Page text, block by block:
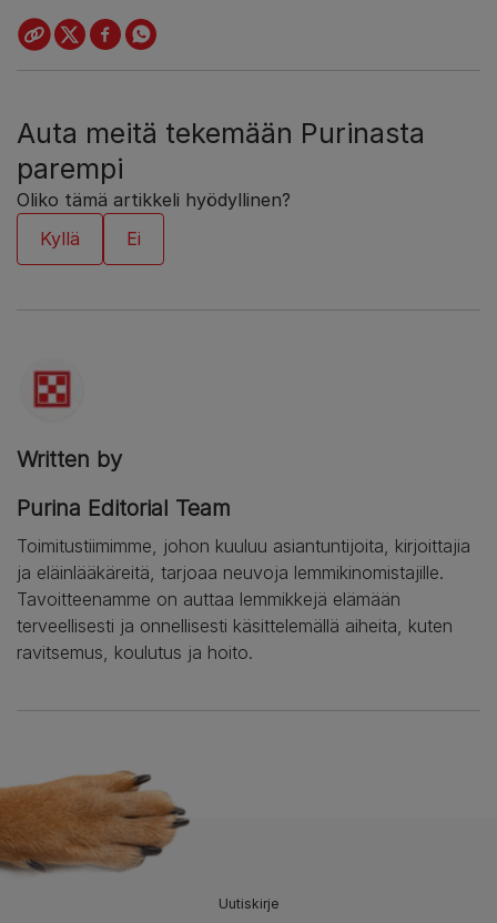
Auta meitä tekemään Purinasta
parempi
Oliko tämä artikkeli hyödyllinen?
Written by
Purina Editorial Team
Toimitustiimimme, johon kuuluu asiantuntijoita, kirjoittajia
ja eläinlääkäreitä, tarjoaa neuvoja lemmikinomistajille.
Tavoitteenamme on auttaa lemmikkejä elämään
terveellisesti ja onnellisesti käsittelemällä aiheita, kuten
ravitsemus, koulutus ja hoito.
Uutiskirje